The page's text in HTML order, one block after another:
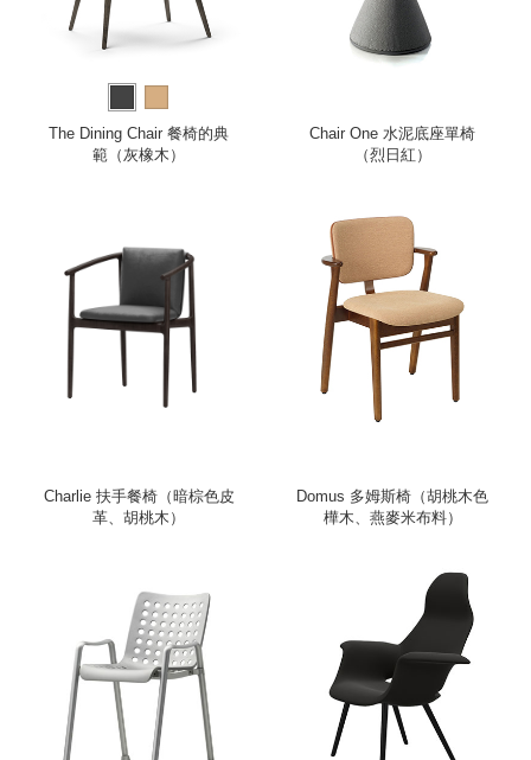
The Dining Chair 餐椅的典
範（灰橡木）
Chair One 水泥底座單椅
（烈日紅）
Charlie 扶手餐椅（暗棕色皮
革、胡桃木）
Domus 多姆斯椅（胡桃木色
樺木、燕麥米布料）